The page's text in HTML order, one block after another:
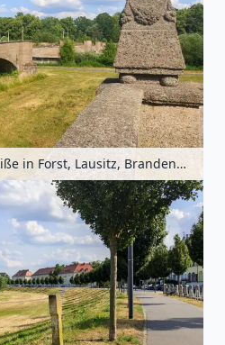
Lange Brücke an der Neiße in Forst, Lausitz, Brandenburg, Deutschland